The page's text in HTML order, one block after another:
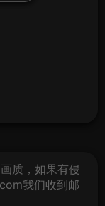
质，如果有侵
我们收到邮